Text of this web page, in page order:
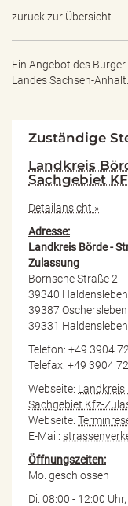
zurück zur Übersicht
Ein Angebot des
Landes Sachsen-Anhalt.
Zuständige
Landkreis
Sachgebiet
Detailansicht »
Adresse:
Landkreis Börde -
Zulassung
Bornsche Straße 2
39340
39387
39331
Telefon: +49 3904
Telefax: +49 3904
Webseite: Landkreis
Sachgebiet Kfz-
Webseite:
E-Mail:
Öffnungszeiten:
Mo. geschlossen
Di. 08:00 - 12:00